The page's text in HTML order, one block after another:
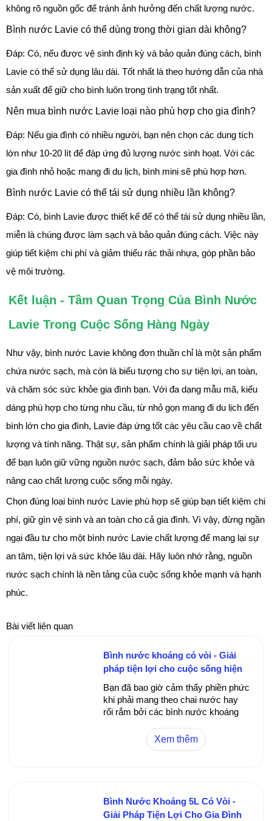
không rõ nguồn gốc để tránh ảnh hưởng đến chất lượng nước.
Bình nước Lavie có thể dùng trong thời gian dài không?
Đáp: Có, nếu được vệ sinh định kỳ và bảo quản đúng cách, bình
Lavie có thể sử dụng lâu dài. Tốt nhất là theo hướng dẫn của nhà
sản xuất để giữ cho bình luôn trong tình trạng tốt nhất.
Nên mua bình nước Lavie loại nào phù hợp cho gia đình?
Đáp: Nếu gia đình có nhiều người, bạn nên chọn các dung tích
lớn như 10-20 lít để đáp ứng đủ lượng nước sinh hoạt. Với các
gia đình nhỏ hoặc mang đi du lịch, bình mini sẽ phù hợp hơn.
Bình nước Lavie có thể tái sử dụng nhiều lần không?
Đáp: Có, bình Lavie được thiết kế để có thể tái sử dụng nhiều lần,
miễn là chúng được làm sạch và bảo quản đúng cách. Việc này
giúp tiết kiệm chi phí và giảm thiểu rác thải nhựa, góp phần bảo
vệ môi trường.
Kết luận - Tầm Quan Trọng Của Bình Nước
Lavie Trong Cuộc Sống Hàng Ngày
Như vậy, bình nước Lavie không đơn thuần chỉ là một sản phẩm
chứa nước sạch, mà còn là biểu tượng cho sự tiện lợi, an toàn,
và chăm sóc sức khỏe gia đình bạn. Với đa dạng mẫu mã, kiểu
dáng phù hợp cho từng nhu cầu, từ nhỏ gọn mang đi du lịch đến
bình lớn cho gia đình, Lavie đáp ứng tốt các yêu cầu cao về chất
lượng và tính năng. Thật sự, sản phẩm chính là giải pháp tối ưu
để bạn luôn giữ vững nguồn nước sạch, đảm bảo sức khỏe và
nâng cao chất lượng cuộc sống mỗi ngày.
Chọn đúng loại bình nước Lavie phù hợp sẽ giúp bạn tiết kiệm chi
phí, giữ gìn vệ sinh và an toàn cho cả gia đình. Vì vậy, đừng ngần
ngại đầu tư cho một bình nước Lavie chất lượng để mang lại sự
an tâm, tiện lợi và sức khỏe lâu dài. Hãy luôn nhớ rằng, nguồn
nước sạch chính là nền tảng của cuộc sống khỏe mạnh và hạnh
phúc.
Bài viết liên quan
Bình nước khoáng có vòi - Giải
pháp tiện lợi cho cuộc sống hiện
đại
Bạn đã bao giờ cảm thấy phiền phức
khi phải mang theo chai nước hay
rối rắm bởi các bình nước khoáng
nước khoáng có vòi ra đời như một
giải pháp tối ưu, giúp đảm bảo nước
cùng khám phá về sản phẩm bình
nước khoáng có vòi, từ lợi ích, cách
Xem thêm
Bình Nước Khoáng 5L Có Vòi -
Giải Pháp Tiện Lợi Cho Gia Đình